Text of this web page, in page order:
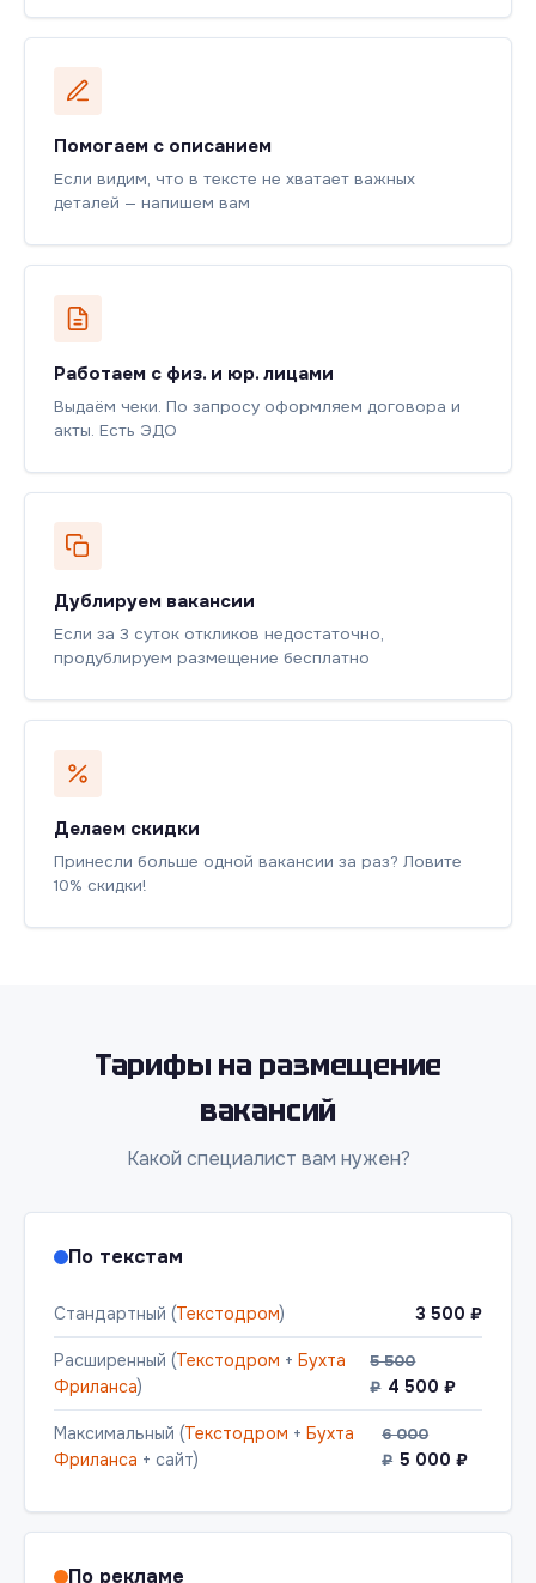
Помогаем с описанием
Если видим, что в тексте не хватает важных
деталей — напишем вам
Работаем с физ. и юр. лицами
Выдаём чеки. По запросу оформляем договора и
акты. Есть ЭДО
Дублируем вакансии
Если за 3 суток откликов недостаточно,
продублируем размещение бесплатно
Делаем скидки
Принесли больше одной вакансии за раз? Ловите
10% скидки!
Тарифы на размещение
вакансий
Какой специалист вам нужен?
По текстам
Стандартный (Текстодром) 3 500 ₽
Расширенный (Текстодром + Бухта
Фриланса)
5 500
₽ 4 500 ₽
Максимальный (Текстодром + Бухта
Фриланса + сайт)
6 000
₽ 5 000 ₽
По рекламе